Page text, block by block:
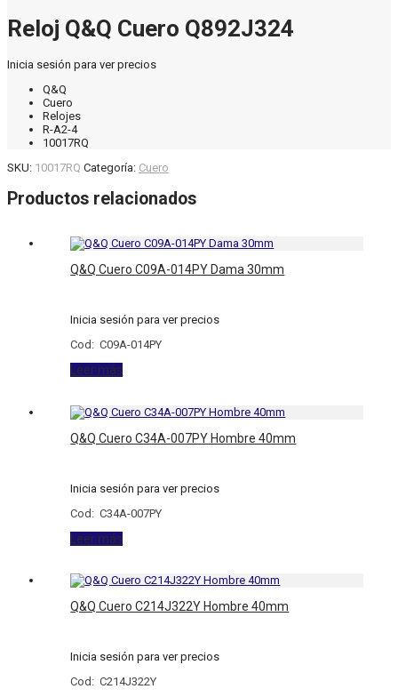
Reloj Q&Q Cuero Q892J324
Inicia sesión para ver precios
Q&Q
Cuero
Relojes
R-A2-4
10017RQ
SKU: 10017RQ Categoría: Cuero
Productos relacionados
Q&Q Cuero C09A-014PY Dama 30mm
Inicia sesión para ver precios
Cod: C09A-014PY
Leer más
Q&Q Cuero C34A-007PY Hombre 40mm
Inicia sesión para ver precios
Cod: C34A-007PY
Leer más
Q&Q Cuero C214J322Y Hombre 40mm
Inicia sesión para ver precios
Cod: C214J322Y